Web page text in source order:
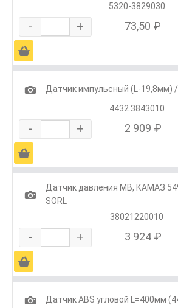
5320-3829030
- + 73,50 ₽
Ä
1
Датчик импульсный (L-19,8мм)
4432.3843010
- + 2 909 ₽
Ä
1
Датчик давления MB, КАМАЗ
SORL
38021220010
- + 3 924 ₽
Ä
1
Датчик ABS угловой L=400мм